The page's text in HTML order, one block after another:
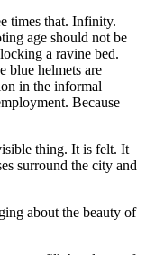
times that. Infinity.
age should not be
a ravine bed.
blue helmets are
in the informal
Because
thing. It is felt. It
surround the city and
about the beauty of